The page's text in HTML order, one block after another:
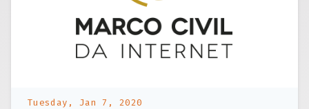
Tuesday, Jan 7, 2020